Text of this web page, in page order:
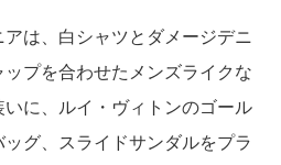
は、白シャツとダメージデニ
プを合わせたメンズライクな
に、ルイ・ヴィトンのゴール
ッグ、スライドサンダルをプラ